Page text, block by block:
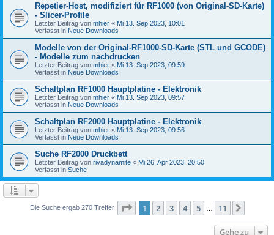
Repetier-Host, modifiziert für RF1000 (von Original-SD-Karte)
- Slicer-Profile
Letzter Beitrag von mhier « Mi 13. Sep 2023, 10:01
Verfasst in Neue Downloads
Modelle von der Original-RF1000-SD-Karte (STL und GCODE)
- Modelle zum nachdrucken
Letzter Beitrag von mhier « Mi 13. Sep 2023, 09:59
Verfasst in Neue Downloads
Schaltplan RF1000 Hauptplatine - Elektronik
Letzter Beitrag von mhier « Mi 13. Sep 2023, 09:57
Verfasst in Neue Downloads
Schaltplan RF2000 Hauptplatine - Elektronik
Letzter Beitrag von mhier « Mi 13. Sep 2023, 09:56
Verfasst in Neue Downloads
Suche RF2000 Druckbett
Letzter Beitrag von rivadynamite « Mi 26. Apr 2023, 20:50
Verfasst in Suche
Die Suche ergab 270 Treffer Seite 1von 11
1 2 3 4 5 11
Gehe zu